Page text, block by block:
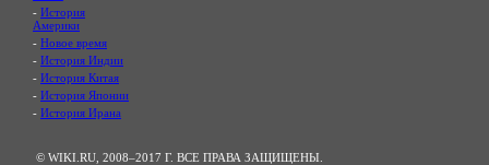
- История
Америки
- Новое время
- История Индии
- История Китая
- История Японии
- История Ирана
© WIKI.RU, 2008–2017 Г. ВСЕ ПРАВА ЗАЩИЩЕНЫ.